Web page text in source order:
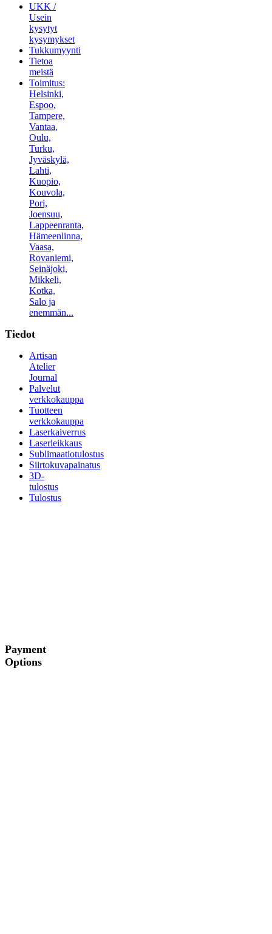
UKK /
Usein
kysytyt
kysymykset
Tukkumyynti
Tietoa
meistä
Toimitus:
Helsinki,
Espoo,
Tampere,
Vantaa,
Oulu,
Turku,
Jyväskylä,
Lahti,
Kuopio,
Kouvola,
Pori,
Joensuu,
Lappeenranta,
Hämeenlinna,
Vaasa,
Rovaniemi,
Seinäjoki,
Mikkeli,
Kotka,
Salo ja
enemmän...
Tiedot
Artisan
Atelier
Journal
Palvelut
verkkokauppa
Tuotteen
verkkokauppa
Laserkaiverrus
Laserleikkaus
Sublimaatiotulostus
Siirtokuvapainatus
3D-
tulostus
Tulostus
Payment
Options